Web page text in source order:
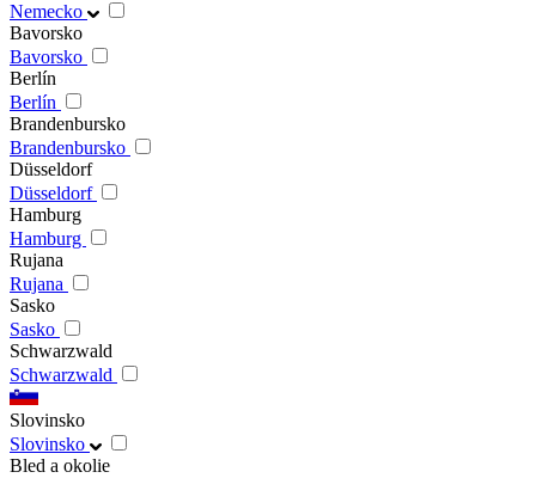
Nemecko
Bavorsko
Bavorsko
Berlín
Berlín
Brandenbursko
Brandenbursko
Düsseldorf
Düsseldorf
Hamburg
Hamburg
Rujana
Rujana
Sasko
Sasko
Schwarzwald
Schwarzwald
Slovinsko
Slovinsko
Bled a okolie